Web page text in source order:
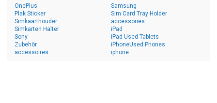
OnePlus
Plak Sticker
Samsung
Sim Card Tray Holder
Simkaarthouder
Simkarten Halter
Sony
Zubehör
accessoires
accessories
iPad
iPad Used Tablets
iPhoneUsed Phones
iphone